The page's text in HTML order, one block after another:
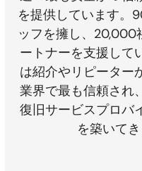
を提供しています。
ッフを擁し、20,000
ートナーを支援して
は紹介やリピーター
業界で最も信頼され
復旧サービスプロバ
を築いてき